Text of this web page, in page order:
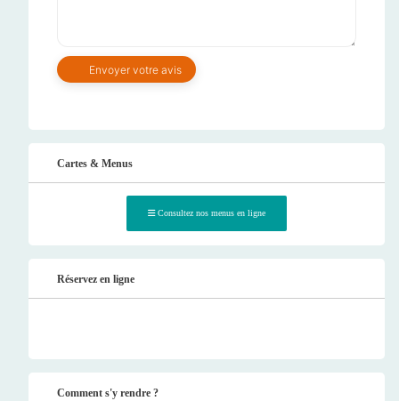
Cartes & Menus
Consultez nos menus en ligne
Réservez en ligne
Comment s'y rendre ?